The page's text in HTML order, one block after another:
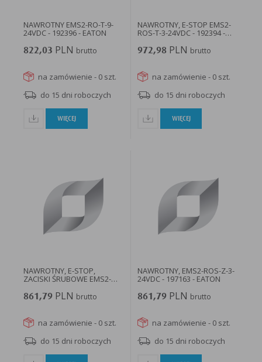
NAWROTNY EMS2-RO-T-9-
24VDC - 192396 - EATON
822,03 PLN brutto
na zamówienie - 0 szt.
do 15 dni roboczych
WIĘCEJ
NAWROTNY, E-STOP EMS2-
ROS-T-3-24VDC - 192394 -
972,98 PLN brutto
na zamówienie - 0 szt.
do 15 dni roboczych
WIĘCEJ
NAWROTNY, E-STOP,
ZACISKI ŚRUBOWE EMS2-
861,79PLN brutto
na zamówienie - 0 szt.
do 15 dni roboczych
NAWROTNY, EMS2-ROS-Z-3-
24VDC - 197163 - EATON
861,79 PLN brutto
na zamówienie - 0 szt.
do 15 dni roboczych